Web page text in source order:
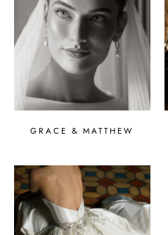
GRACE & MATTHEW